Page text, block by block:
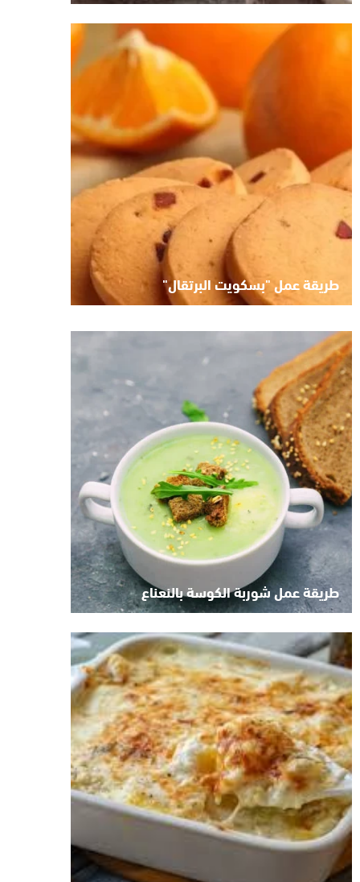
طريقة عمل "بسكويت البرتقال"
طريقة عمل شوربة الكوسة بالنعناع